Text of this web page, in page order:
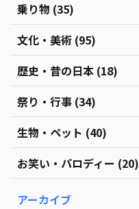
乗り物 (35)
文化・美術 (95)
歴史・昔の日本 (18)
祭り・行事 (34)
生物・ペット (40)
お笑い・パロディー (20)
アーカイブ